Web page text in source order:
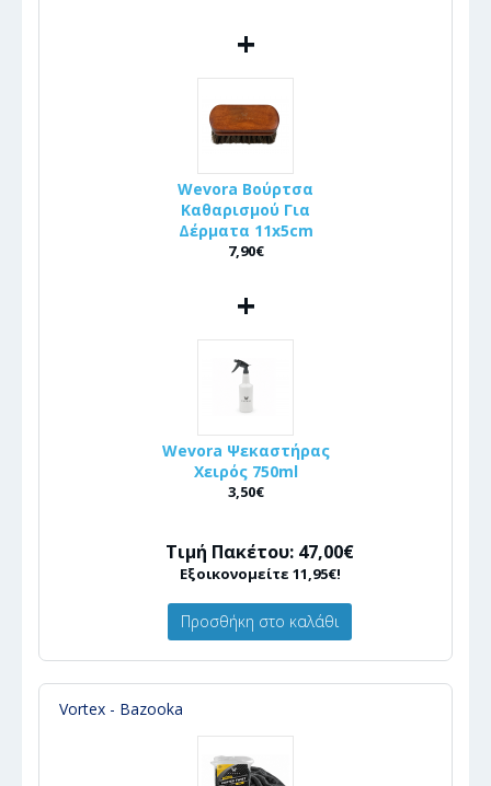
+
Wevora Βούρτσα
Καθαρισμού Για
Δέρματα 11x5cm
7,90€
+
Wevora Ψεκαστήρας
Χειρός 750ml
3,50€
Τιμή Πακέτου: 47,00€
Εξοικονομείτε 11,95€!
Προσθήκη στο καλάθι
Vortex - Bazooka